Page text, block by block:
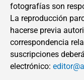
fotografías son
La reproducción
hacerse previa
correspondencia
suscripciones
electrónico: